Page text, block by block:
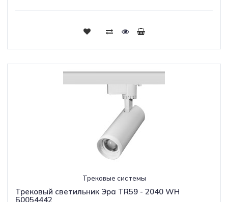
Трековые системы
Трековый светильник Эра TR59 - 2040 WH
Б0054442